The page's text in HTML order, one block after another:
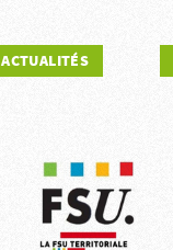
ACTUALITÉS